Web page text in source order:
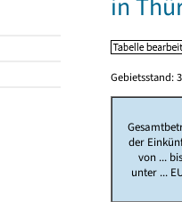
in
Gebietsstand:
der
von ...
unter ...